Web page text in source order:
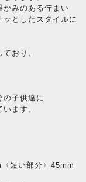
かみのある佇まい
としたスタイルに
おり、
子供達に
ます。
短い部分〉45mm